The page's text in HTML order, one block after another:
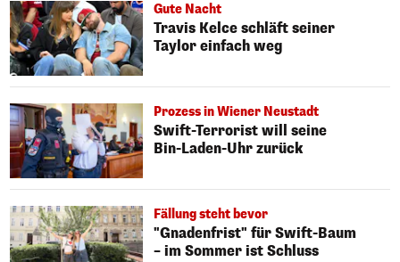
Gute Nacht
Travis Kelce schläft seiner
Taylor einfach weg
Prozess in Wiener Neustadt
Swift-Terrorist will seine
Bin-Laden-Uhr zurück
Fällung steht bevor
"Gnadenfrist" für Swift-Baum
– im Sommer ist Schluss